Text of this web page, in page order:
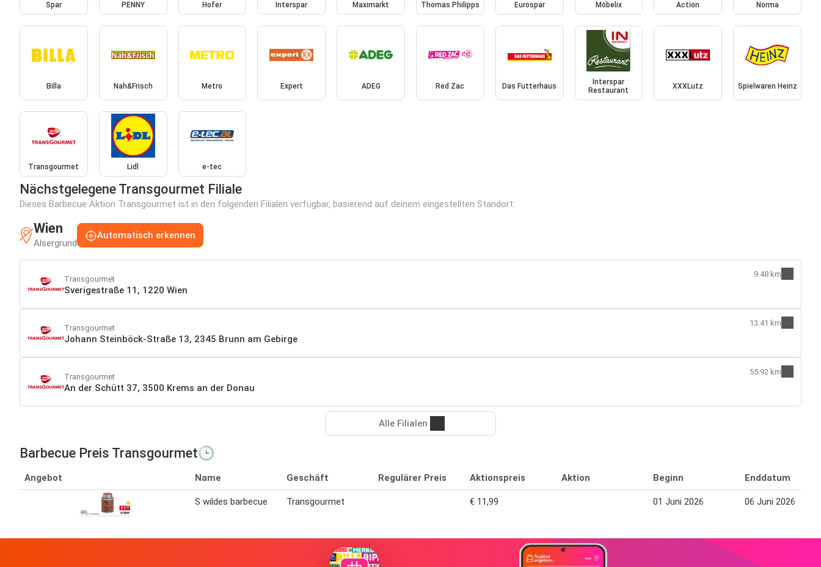
Spar PENNY Hofer Interspar Maximarkt Thomas Philipps Eurospar Möbelix Action Norma
Billa Nah&Frisch Metro Expert ADEG Red Zac Das Futterhaus
Interspar
Restaurant
XXXLutz Spielwaren Heinz
Transgourmet Lidl e-tec
Nächstgelegene Transgourmet Filiale
Dieses Barbecue Aktion Transgourmet ist in den folgenden Filialen verfügbar, basierend auf deinem eingestellten Standort:
Wien
Alsergrund
Automatisch erkennen
Transgourmet
Sverigestraße 11, 1220 Wien
9.48 km
Transgourmet
Johann Steinböck-Straße 13, 2345 Brunn am Gebirge
13.41 km
Transgourmet
An der Schütt 37, 3500 Krems an der Donau
55.92 km
Alle Filialen
Barbecue Preis Transgourmet🕒
Angebot Name Geschäft Regulärer Preis Aktionspreis Aktion Beginn Enddatum
S wildes barbecue Transgourmet € 11,99 01 Juni 2026 06 Juni 2026